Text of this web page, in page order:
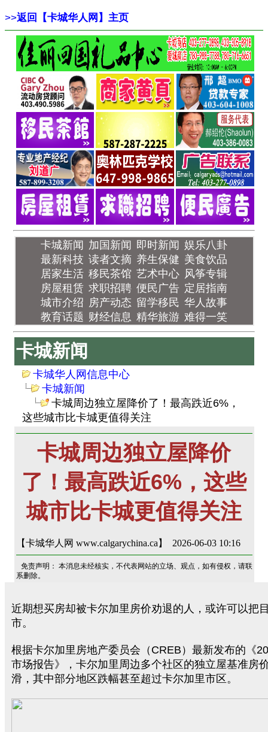
>>返回【卡城华人网】主页
卡城新闻 加国新闻 即时新闻 娱乐八卦
最新科技 读者文摘 养生保健 美食饮品
居家生活 移民茶馆 艺术中心 风筝专辑
房屋租赁 求职招聘 便民广告 定居指南
城市介绍 房产动态 留学移民 华人故事
教育话题 财经信息 精华旅游 难得一笑
卡城新闻
卡城华人网信息中心
卡城新闻
卡城周边独立屋降价了！最高跌近6%，
这些城市比卡城更值得关注
卡城周边独立屋降价
了！最高跌近6%，这些
城市比卡城更值得关注
【卡城华人网 www.calgarychina.ca】 2026-06-03 10:16
免责声明： 本消息未经核实，不代表网站的立场、观点，如有侵权，请联
系删除。
近期想买房却被卡尔加里房价劝退的人，或许可以把
市。
根据卡尔加里房地产委员会（CREB）最新发布的《
市场报告》，卡尔加里周边多个社区的独立屋基准房
滑，其中部分地区跌幅甚至超过卡尔加里市区。